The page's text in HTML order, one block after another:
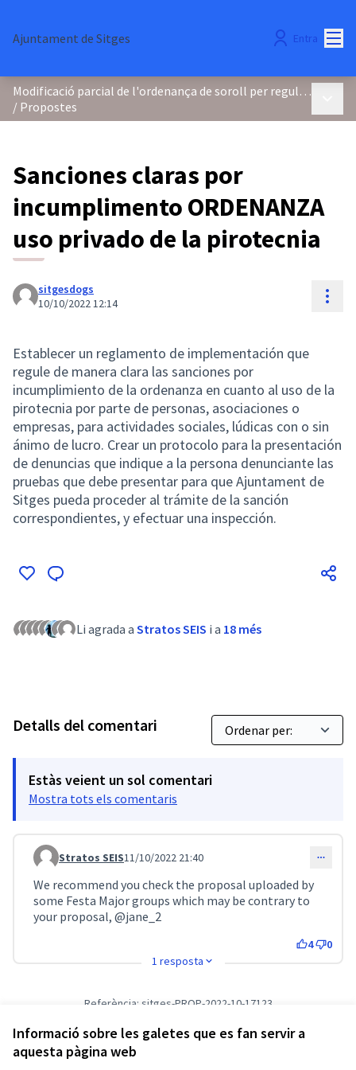
Informació sobre les galetes que es fan servir a
aquesta pàgina web
Ajuntament de Sitges Entra
Modificació parcial de l'ordenança de soroll per regular els focs d'artifici i la pirotècnia
/ Propostes
Sanciones claras por
incumplimento ORDENANZA
uso privado de la pirotecnia
sitgesdogs
10/10/2022 12:14
Establecer un reglamento de implementación que
regule de manera clara las sanciones por
incumplimiento de la ordenanza en cuanto al uso de la
pirotecnia por parte de personas, asociaciones o
empresas, para actividades sociales, lúdicas con o sin
ánimo de lucro. Crear un protocolo para la presentación
de denuncias que indique a la persona denunciante las
pruebas que debe presentar para que Ajuntament de
Sitges pueda proceder al trámite de la sanción
correspondientes, y efectuar una inspección.
Li agrada a Stratos SEIS i a 18 més
Detalls del comentari
Estàs veient un sol comentari
Mostra tots els comentaris
Comentari 3017 (respon al comentari 3008)
Stratos SEIS11/10/2022 21:40
We recommend you check the proposal uploaded by
some Festa Major groups which may be contrary to
your proposal, @jane_2
4
0
1 resposta
Referència: sitges-PROP-2022-10-17123
Verifica l'empremta digital